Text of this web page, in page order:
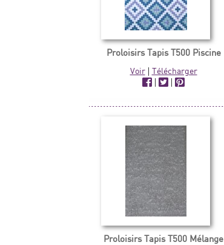
Proloisirs Tapis T500 Piscine
Voir| Télécharger
|
|
Proloisirs Tapis T500 Mélange